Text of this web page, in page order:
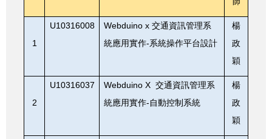
1
U10316008 Webduino x交通資訊管理系
統應用實作-系統操作平台設計
楊
政
穎
2
U10316037 Webduino X交通資訊管理系
統應用實作- 自動控制系統
楊
政
穎